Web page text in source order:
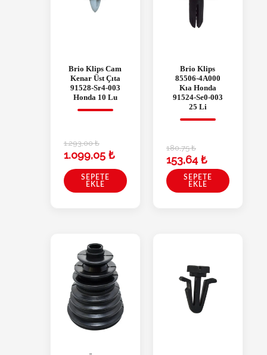
Brio Klips Cam
Kenar Üst Çıta
91528-Sr4-003
Honda 10 Lu
1.293,00₺
1.099,05 ₺
SEPETE
EKLE
Brio Klips
85506-4A000
Kıa Honda
91524-Se0-003
25 Li
180,75₺
153,64₺
SEPETE
EKLE